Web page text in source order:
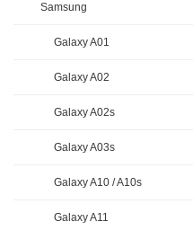
Samsung
Galaxy A01
Galaxy A02
Galaxy A02s
Galaxy A03s
Galaxy A10 / A10s
Galaxy A11